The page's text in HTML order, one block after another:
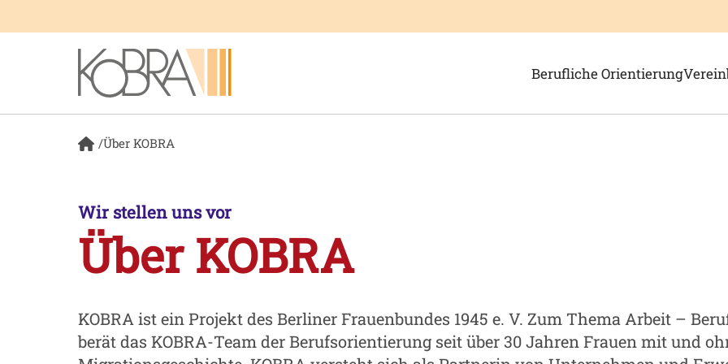
Berufliche Orientierung
Zeige Menü-Unterpunkte
/Über KOBRA
Wir stellen uns vor
Über KOBRA
KOBRA ist ein Projekt des Berliner Frauenbundes 1945 e. V. Zum Thema Arbeit –
berät das KOBRA-Team der Berufsorientierung seit über 30 Jahren Frauen mit und